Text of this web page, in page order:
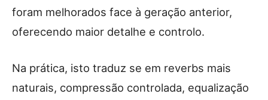
foram melhorados face à geração anterior,
oferecendo maior detalhe e controlo.
Na prática, isto traduz se em reverbs mais
naturais, compressão controlada, equalização